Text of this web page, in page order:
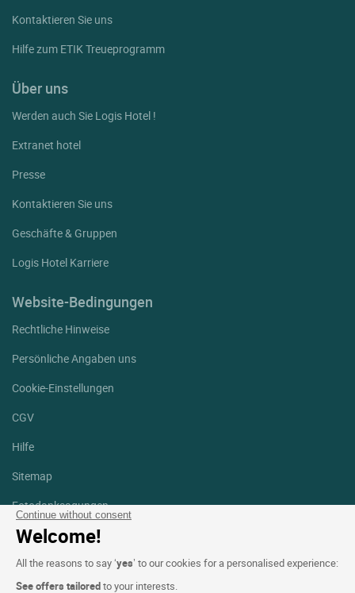
Continue without consent
Welcome!
All the reasons to say ‘yes’ to our cookies for a personalised experience:
See offers tailoredto your interests.
Kontaktieren Sie uns
Hilfe zum ETIK Treueprogramm
Über uns
Werden auch Sie Logis Hotel !
Extranet hotel
Presse
Kontaktieren Sie uns
Geschäfte & Gruppen
Logis Hotel Karriere
Website-Bedingungen
Rechtliche Hinweise
Persönliche Angaben uns
Cookie-Einstellungen
CGV
Hilfe
Sitemap
Fotodanksagungen
Folgen Sie uns
Facebook